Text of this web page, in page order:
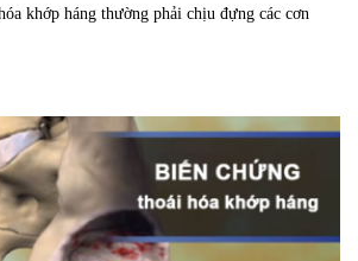
khớp háng thường phải chịu đựng các cơn